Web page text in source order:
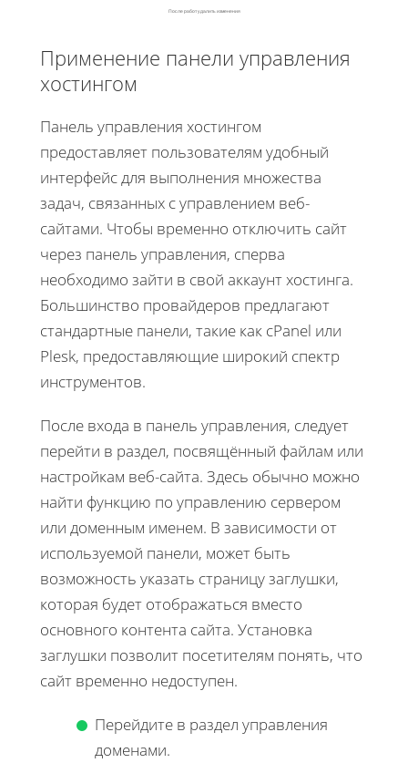
После работ удалить изменения
Применение панели управления
хостингом
Панель управления хостингом
предоставляет пользователям удобный
интерфейс для выполнения множества
задач, связанных с управлением веб-
сайтами. Чтобы временно отключить сайт
через панель управления, сперва
необходимо зайти в свой аккаунт хостинга.
Большинство провайдеров предлагают
стандартные панели, такие как cPanel или
Plesk, предоставляющие широкий спектр
инструментов.
После входа в панель управления, следует
перейти в раздел, посвящённый файлам или
настройкам веб-сайта. Здесь обычно можно
найти функцию по управлению сервером
или доменным именем. В зависимости от
используемой панели, может быть
возможность указать страницу заглушки,
которая будет отображаться вместо
основного контента сайта. Установка
заглушки позволит посетителям понять, что
сайт временно недоступен.
Перейдите в раздел управления
доменами.